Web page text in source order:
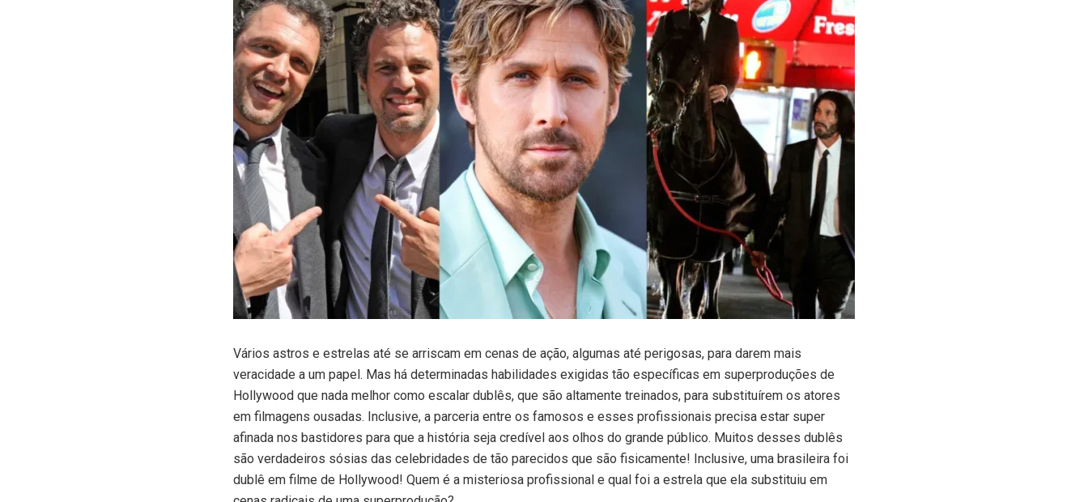
Vários astros e estrelas até se arriscam em cenas de ação, algumas até perigosas, para darem mais
veracidade a um papel. Mas há determinadas habilidades exigidas tão específicas em superproduções de
Hollywood que nada melhor como escalar dublês, que são altamente treinados, para substituírem os atores
em filmagens ousadas. Inclusive, a parceria entre os famosos e esses profissionais precisa estar super
afinada nos bastidores para que a história seja credível aos olhos do grande público. Muitos desses dublês
são verdadeiros sósias das celebridades de tão parecidos que são fisicamente! Inclusive, uma brasileira foi
dublê em filme de Hollywood! Quem é a misteriosa profissional e qual foi a estrela que ela substituiu em